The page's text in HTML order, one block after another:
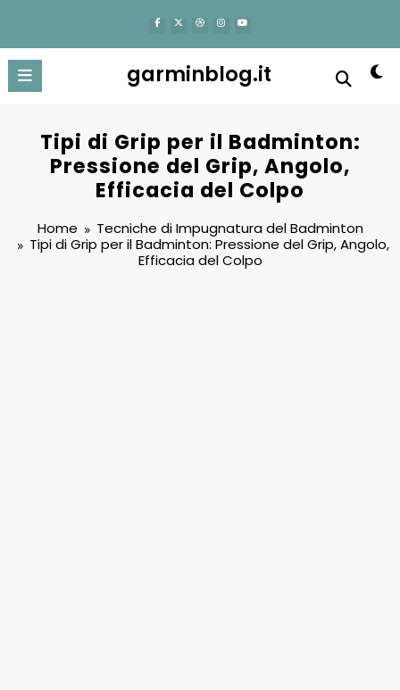
garminblog.it
Tipi di Grip per il Badminton:
Pressione del Grip, Angolo,
Efficacia del Colpo
Home
Tecniche di Impugnatura del Badminton
Tipi di Grip per il Badminton: Pressione del Grip, Angolo,
Efficacia del Colpo